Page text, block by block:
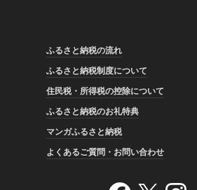
ふるさと納税の流れ
ふるさと納税制度について
住民税・所得税の控除について
ふるさと納税のお礼特典
マンガふるさと納税
よくあるご質問・お問い合わせ